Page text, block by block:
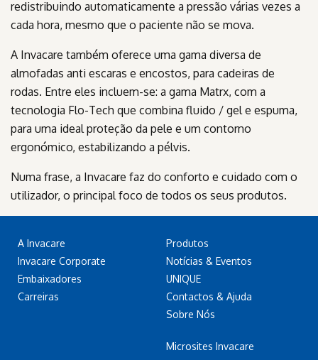
redistribuindo automaticamente a pressão várias vezes a
cada hora, mesmo que o paciente não se mova.
A Invacare também oferece uma gama diversa de
almofadas anti escaras e encostos, para cadeiras de
rodas. Entre eles incluem-se: a gama Matrx, com a
tecnologia Flo-Tech que combina fluido / gel e espuma,
para uma ideal proteção da pele e um contorno
ergonómico, estabilizando a pélvis.
Numa frase, a Invacare faz do conforto e cuidado com o
utilizador, o principal foco de todos os seus produtos.
A Invacare
Invacare Corporate
Embaixadores
Carreiras
Produtos
Notícias & Eventos
UNIQUE
Contactos & Ajuda
Sobre Nós
Microsites Invacare